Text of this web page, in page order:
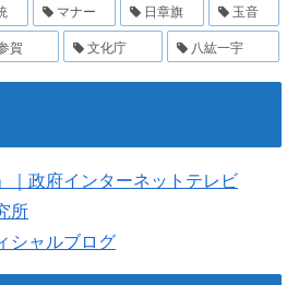
マナー 日章旗
玉音
賀 文化庁 八紘一宇
｜政府インターネットテレビ
所
シャルブログ